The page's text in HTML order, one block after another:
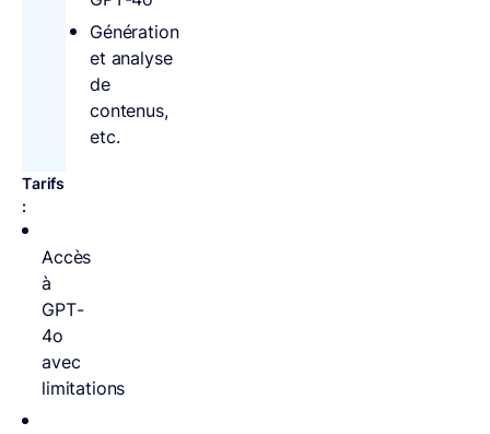
Génération
et analyse
de
contenus,
etc.
Tarifs
:
Accès
à
GPT-
4o
avec
limitations